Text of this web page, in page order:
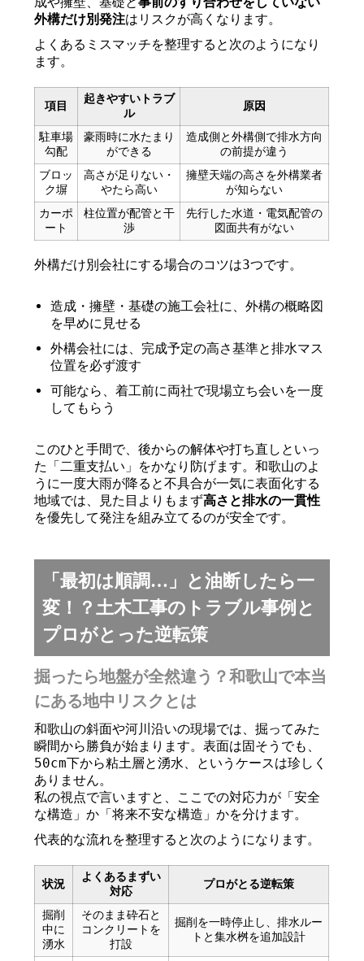
外構だけ別発注はリスクが高くなります。
よくあるミスマッチを整理すると次のようになり
ます。
項目
起きやすいトラブ
ル
原因
駐車場
勾配
豪雨時に水たまり
ができる
造成側と外構側で排水方向
の前提が違う
ブロッ
ク塀
高さが足りない・
やたら高い
擁壁天端の高さを外構業者
が知らない
カーポ
ート
柱位置が配管と干
渉
先行した水道・電気配管の
図面共有がない
外構だけ別会社にする場合のコツは3つです。
造成・擁壁・基礎の施工会社に、外構の概略図
を早めに見せる
外構会社には、完成予定の高さ基準と排水マス
位置を必ず渡す
可能なら、着工前に両社で現場立ち会いを一度
してもらう
このひと手間で、後からの解体や打ち直しといっ
た「二重支払い」をかなり防げます。和歌山のよ
うに一度大雨が降ると不具合が一気に表面化する
地域では、見た目よりもまず高さと排水の一貫性
を優先して発注を組み立てるのが安全です。
「最初は順調…」と油断したら一
変！？土木工事のトラブル事例と
プロがとった逆転策
掘ったら地盤が全然違う？和歌山で本当
にある地中リスクとは
和歌山の斜面や河川沿いの現場では、掘ってみた
瞬間から勝負が始まります。表面は固そうでも、
50cm下から粘土層と湧水、というケースは珍しく
ありません。
私の視点で言いますと、ここでの対応力が「安全
な構造」か「将来不安な構造」かを分けます。
代表的な流れを整理すると次のようになります。
状況
よくあるまずい
対応
プロがとる逆転策
掘削
中に
湧水
そのまま砕石と
コンクリートを
打設
掘削を一時停止し、排水ルー
トと集水桝を追加設計